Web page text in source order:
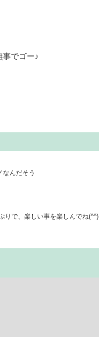
事でゴー♪
んだそう
りで、楽しい事を楽しんでね(^^)